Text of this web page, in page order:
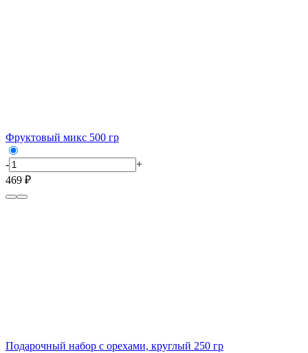
Фруктовый микс 500 гр
-
+
469 ₽
Подарочный набор с орехами, круглый 250 гр